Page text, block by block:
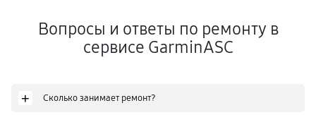
Вопросы и ответы по ремонту в
сервисе GarminASC
+ Сколько занимает ремонт?